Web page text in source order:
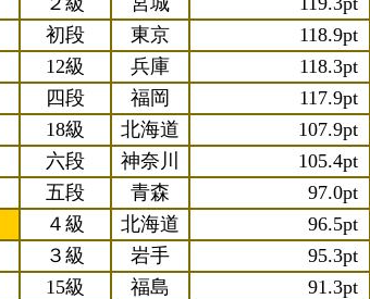
初段 東京
118.9pt
12級 兵庫
118.3pt
四段 福岡
117.9pt
18級 北海道
107.9pt
六段 神奈川
105.4pt
五段 青森
97.0pt
４級 北海道
96.5pt
３級 岩手
95.3pt
15級 福島
91.3pt